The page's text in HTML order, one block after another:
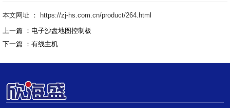
本文网址 ： https://zj-hs.com.cn/product/264.html
上一篇 ： 电子沙盘地图控制板
下一篇 ： 有线主机